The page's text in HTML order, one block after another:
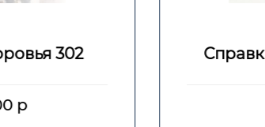
Справка для госслужбы